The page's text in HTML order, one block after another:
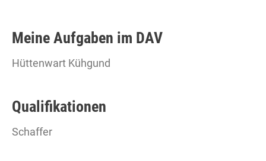
Meine Aufgaben im DAV
Hüttenwart Kühgund
Qualifikationen
Schaffer